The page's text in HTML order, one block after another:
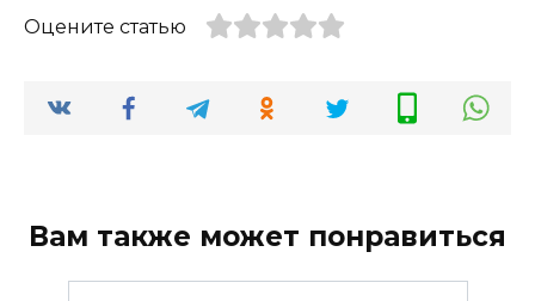
Оцените статью
Вам также может понравиться